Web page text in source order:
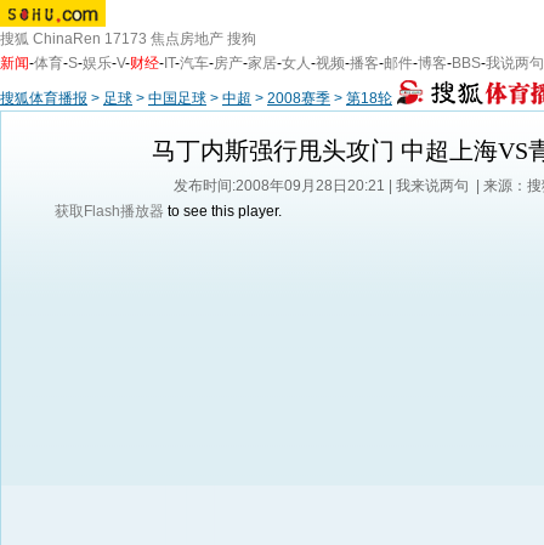
搜狐 ChinaRen 17173 焦点房地产 搜狗
新闻-体育-S-娱乐-V-财经- IT-汽车-房产-家居-女人-视频-播客-邮件-博客-BBS-我说两句
搜狐体育播报 > 足球 > 中国足球 > 中超 > 2008赛季 > 第18轮
马丁内斯强行甩头攻门 中超上海VS
发布时间:2008年09月28日20:21 | 我来说两句
| 来源：
获取Flash播放器 to see this player.